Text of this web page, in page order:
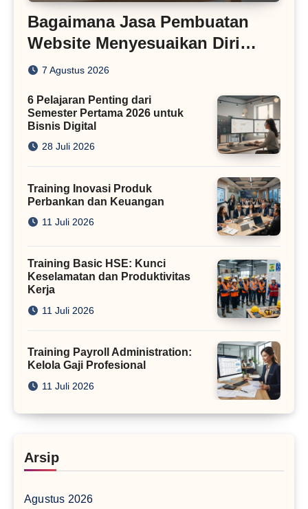
Bagaimana Jasa Pembuatan
Website Menyesuaikan Diri
dengan Algoritma SEO Masa
7 Agustus 2026
6 Pelajaran Penting dari
Semester Pertama 2026 untuk
Bisnis Digital
28 Juli 2026
Training Inovasi Produk
Perbankan dan Keuangan
11 Juli 2026
Training Basic HSE: Kunci
Keselamatan dan Produktivitas
Kerja
11 Juli 2026
Training Payroll Administration:
Kelola Gaji Profesional
11 Juli 2026
Arsip
Agustus 2026